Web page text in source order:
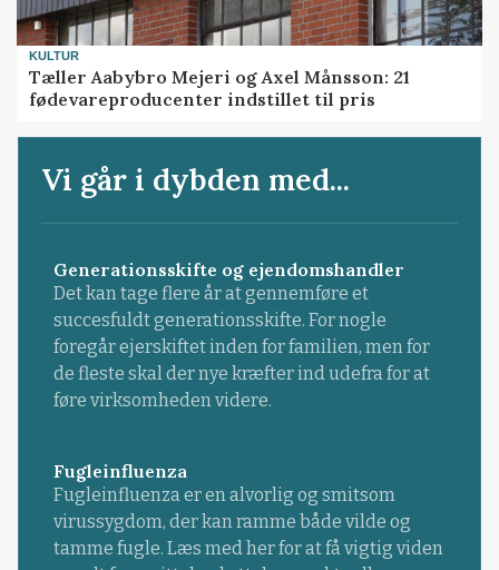
KULTUR
Tæller Aabybro Mejeri og Axel Månsson: 21
fødevareproducenter indstillet til pris
Vi går i dybden med...
Generationsskifte og ejendomshandler
Det kan tage flere år at gennemføre et
succesfuldt generationsskifte. For nogle
foregår ejerskiftet inden for familien, men for
de fleste skal der nye kræfter ind udefra for at
føre virksomheden videre.
Fugleinfluenza
Fugleinfluenza er en alvorlig og smitsom
virussygdom, der kan ramme både vilde og
tamme fugle. Læs med her for at få vigtig viden